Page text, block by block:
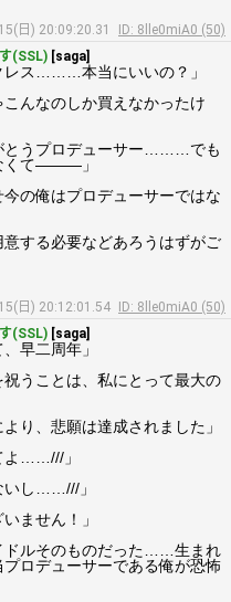
日) 20:09:20.31
ID: 8lle0miA0 (50)
(SSL) [saga]
ス………本当にいいの？」
んなのしか買えなかったけ
とうプロデューサー………でも
くて―――」
の俺はプロデューサーではな
する必要などあろうはずがご
日) 20:12:01.54
ID: 8lle0miA0 (50)
(SSL) [saga]
早二周年」
うことは、私にとって最大の
り、悲願は達成されました」
よ……///」
いし……///」
ません！」
ドルそのものだった……生まれ
ロデューサーである俺が恐怖